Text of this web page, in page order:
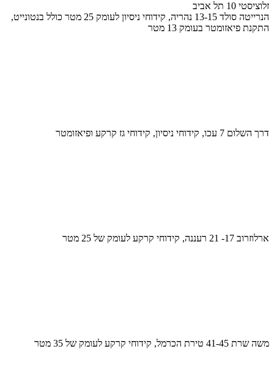
זלוציסטי 10 תל אביב
הנרייטה סולד 13-15 נהריה, קידוחי ניסיון לעומק 25 מטר כולל בנטונייט,
התקנת פיאזומטר בעומק 13 מטר
דרך השלום 7 עכו, קידוחי ניסיון, קידוחי גז קרקע ופיאזומטר
ארלוזרוב 17- 21 רעננה, קידוחי קרקע לעומק של 25 מטר
משה שרת 41-45 טירת הכרמל, קידוחי קרקע לעומק של 35 מטר